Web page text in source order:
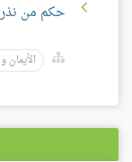
حكم من
الأيمان